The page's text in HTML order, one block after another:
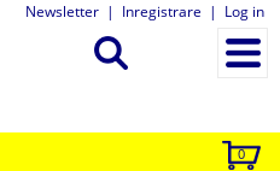
Newsletter | Inregistrare | Log in
0